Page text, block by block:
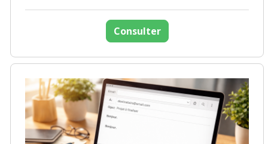
Consulter